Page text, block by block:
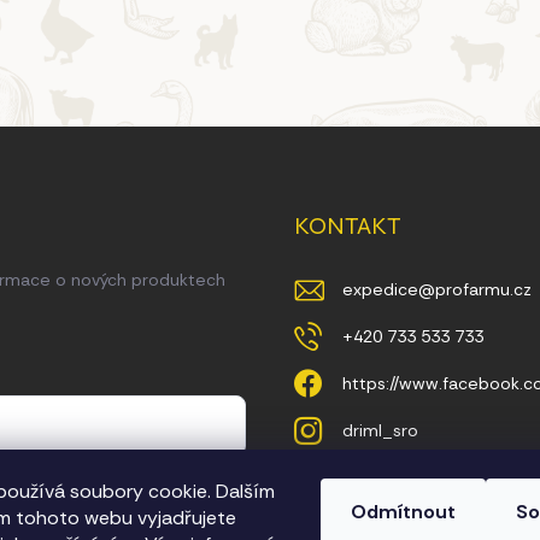
soubory cookie. Dalším
tohoto webu vyjadřujete
Odmítnout
o nových produktech
osobních údajů
KONTAKT
expedice@profarmu.cz
+420 733 533 733
https://
driml_sro